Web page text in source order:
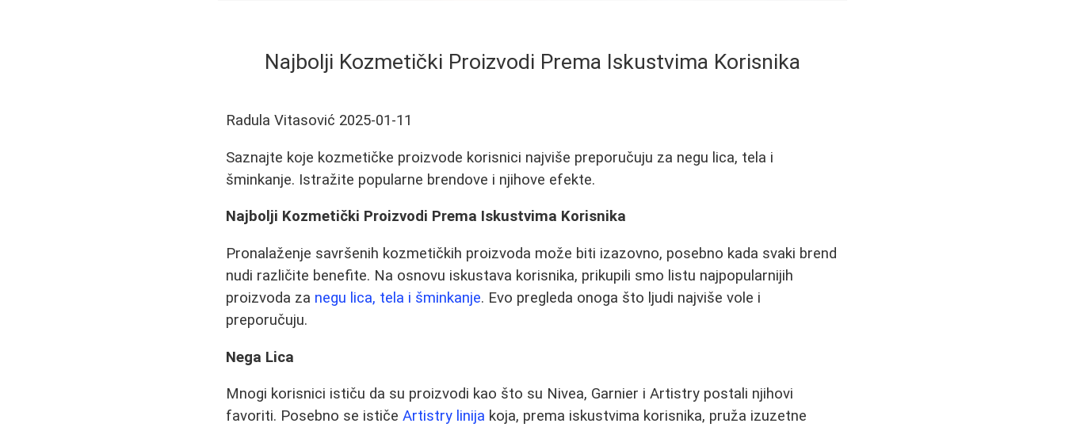
Najbolji Kozmetički Proizvodi Prema Iskustvima Korisnika
Radula Vitasović 2025-01-11
Saznajte koje kozmetičke proizvode korisnici najviše preporučuju za negu lica, tela i
šminkanje. Istražite popularne brendove i njihove efekte.
Najbolji Kozmetički Proizvodi Prema Iskustvima Korisnika
Pronalaženje savršenih kozmetičkih proizvoda može biti izazovno, posebno kada svaki brend
nudi različite benefite. Na osnovu iskustava korisnika, prikupili smo listu najpopularnijih
proizvoda za negu lica, tela i šminkanje. Evo pregleda onoga što ljudi najviše vole i
preporučuju.
Nega Lica
Mnogi korisnici ističu da su proizvodi kao što su Nivea, Garnier i Artistry postali njihovi
favoriti. Posebno se ističeArtistry linija koja, prema iskustvima korisnika, pruža izuzetne